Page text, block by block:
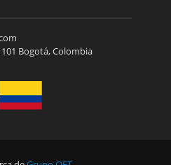
Bogotá, Colombia